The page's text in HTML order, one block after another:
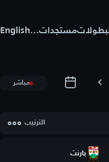
مستجدات...
English
مباشر
الترتيب
بارنت